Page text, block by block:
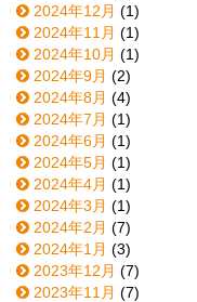
2024年12月 (1)
2024年11月 (1)
2024年10月 (1)
2024年9月 (2)
2024年8月 (4)
2024年7月 (1)
2024年6月 (1)
2024年5月 (1)
2024年4月 (1)
2024年3月 (1)
2024年2月 (7)
2024年1月 (3)
2023年12月 (7)
2023年11月 (7)